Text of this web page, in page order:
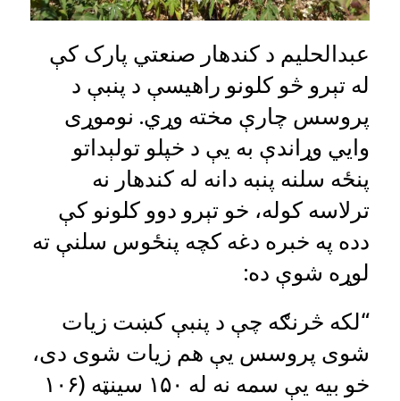
عبدالحلیم د کندهار صنعتي پارک کې
له تېرو څو کلونو راهیسې د پنبې د
پروسس چارې مخته وړي. نوموړی
وايي وړاندې به یې د خپلو تولېداتو
پنځه سلنه پنبه دانه له کندهار نه
ترلاسه کوله، خو تېرو دوو کلونو کې
دده په خبره دغه کچه پنځوس سلنې ته
لوړه شوې ده:
“لکه څرنګه چې د پنبې کښت زیات
شوی پروسس یې هم زیات شوی دی،
خو بیه یې سمه نه له ۱۵۰ سینټه (۱۰۶